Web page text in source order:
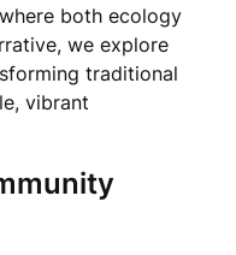
both ecology
we explore
traditional
vibrant